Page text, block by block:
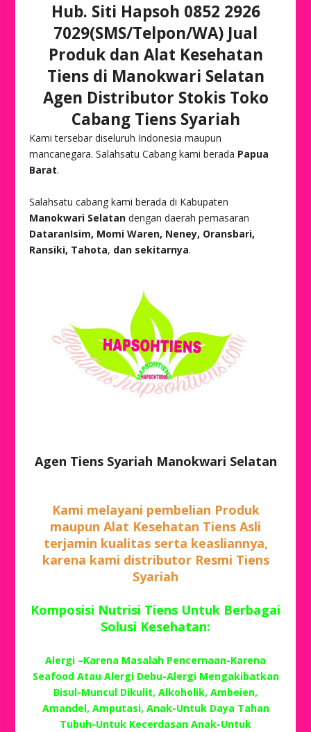
Hub. Siti Hapsoh 0852 2926
7029(SMS/Telpon/WA) Jual
Produk dan Alat Kesehatan
Tiens di Manokwari Selatan
Agen Distributor Stokis Toko
Cabang Tiens Syariah
Kami tersebar diseluruh Indonesia maupun
mancanegara. Salahsatu Cabang kami berada Papua
Barat.
Salahsatu cabang kami berada di Kabupaten
Manokwari Selatandengan daerah pemasaran
DataranIsim, Momi Waren, Neney, Oransbari,
Ransiki, Tahota, dan sekitarnya.
Agen Tiens Syariah Manokwari Selatan
Kami melayani pembelian Produk
maupun Alat Kesehatan Tiens Asli
terjamin kualitas serta keasliannya,
karena kami distributor Resmi Tiens
Syariah
Komposisi Nutrisi Tiens Untuk Berbagai
Solusi Kesehatan:
Alergi –Karena Masalah Pencernaan-Karena
Seafood Atau Alergi Debu-Alergi Mengakibatkan
Bisul-Muncul Dikulit, Alkoholik, Ambeien,
Amandel, Amputasi, Anak-Untuk Daya Tahan
Tubuh-Untuk Kecerdasan Anak-Untuk